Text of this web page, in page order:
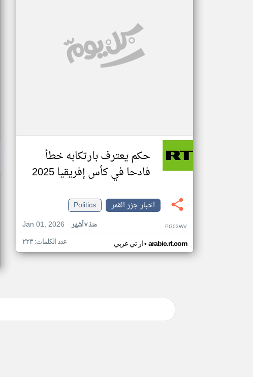
حكم يعترف بارتكابه خطأ
فادحا في كأس إفريقيا 2025
اخبار جزر القمر
Politics
Jan 01, 2026
منذ ٧ أشهر PG03WV
ار تي عربي• arabic.rt.com عدد الكلمات: ٢٢٣